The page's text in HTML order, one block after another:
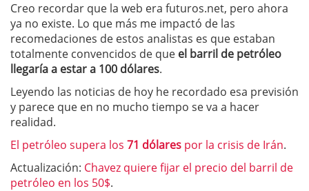
Creo recordar que la web era futuros.net, pero ahora
ya no existe. Lo que más me impactó de las
recomedaciones de estos analistas es que estaban
totalmente convencidos de que el barril de petróleo
llegaría a estar a 100 dólares.
Leyendo las noticias de hoy he recordado esa previsión
y parece que en no mucho tiempo se va a hacer
realidad.
El petróleo supera los 71 dólares por la crisis de Irán.
Actualización: Chavez quiere fijar el precio del barril de
petróleo en los 50$.